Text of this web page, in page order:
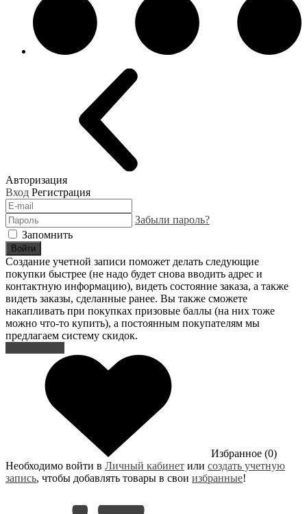
Авторизация
Вход Регистрация
Забыли пароль?
Запомнить
Войти
Создание учетной записи поможет делать следующие
покупки быстрее (не надо будет снова вводить адрес и
контактную информацию), видеть состояние заказа, а также
видеть заказы, сделанные ранее. Вы также сможете
накапливать при покупках призовые баллы (на них тоже
можно что-то купить), а постоянным покупателям мы
предлагаем систему скидок.
Избранное (0)
Необходимо войти в Личный кабинет или создать учетную
запись, чтобы добавлять товары в свои избранные!